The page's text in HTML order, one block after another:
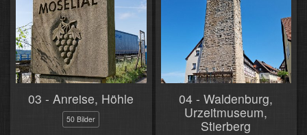
03 - Anreise, Höhle
50 Bilder
04 - Waldenburg,
Urzeitmuseum,
Stierberg